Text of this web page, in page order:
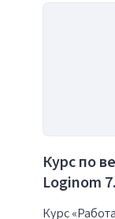
Курс по
Loginom
Курс